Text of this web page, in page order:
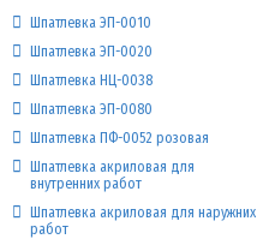
Шпатлевка ЭП-0010
Шпатлевка ЭП-0020
Шпатлевка НЦ-0038
Шпатлевка ЭП-0080
Шпатлевка ПФ-0052 розовая
Шпатлевка акриловая для
внутренних работ
Шпатлевка акриловая для наружних
работ